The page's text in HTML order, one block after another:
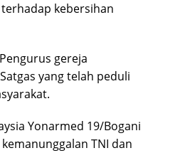
kebersihan
gereja
yang telah peduli
Yonarmed 19/Bogani
TNI dan